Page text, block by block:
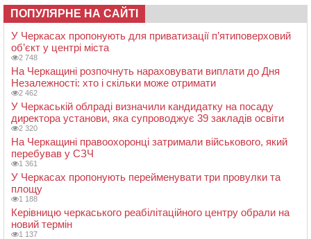
ПОПУЛЯРНЕ НА САЙТІ
У Черкасах пропонують для приватизації п’ятиповерховий
об’єкт у центрі міста
2 748
На Черкащині розпочнуть нараховувати виплати до Дня
Незалежності: хто і скільки може отримати
2 462
У Черкаській облраді визначили кандидатку на посаду
директора установи, яка супроводжує 39 закладів освіти
2 320
На Черкащині правоохоронці затримали військового, який
перебував у СЗЧ
1 361
У Черкасах пропонують перейменувати три провулки та
площу
1 188
Керівницю черкаського реабілітаційного центру обрали на
новий термін
1 137